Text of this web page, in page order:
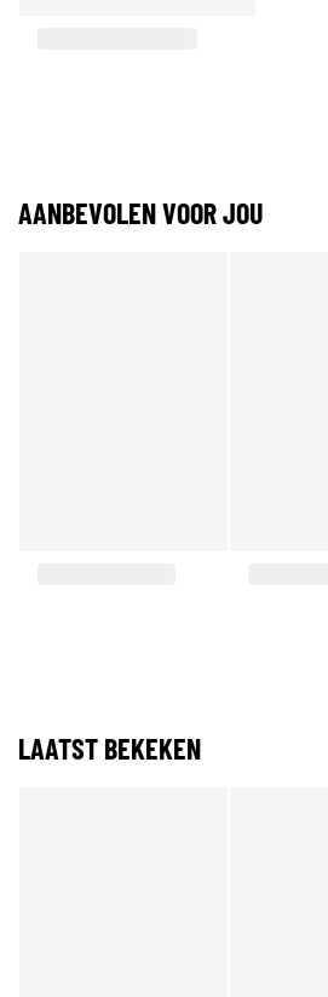
AANBEVOLEN VOOR JOU
LAATST BEKEKEN